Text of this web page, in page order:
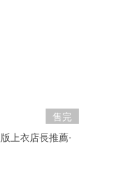
售完
上衣店長推薦-